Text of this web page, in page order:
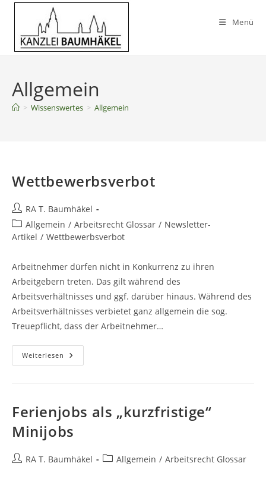
Zum
springen
Menü
Allgemein
> Wissenswertes > Allgemein
Wettbewerbsverbot
Beitrags-
Autor:
RA T. Baumhäkel
Beitrags-
Kategorie:
Allgemein / Arbeitsrecht Glossar / Newsletter-
Artikel / Wettbewerbsverbot
Arbeitnehmer dürfen nicht in Konkurrenz zu ihren
Arbeitgebern treten. Das gilt während des
Arbeitsverhältnisses und ggf. darüber hinaus. Während des
Arbeitsverhältnisses verbietet ganz allgemein die sog.
Treuepflicht, dass der Arbeitnehmer…
Weiterlesen Wettbewerbsverbot
Ferienjobs als „kurzfristige“
Minijobs
Beitrags-
RA T. Baumhäkel
Beitrags-
Allgemein / Arbeitsrecht Glossar